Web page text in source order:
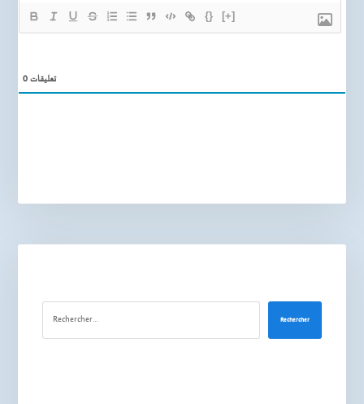
{} [+]
0تعليقات
Rechercher